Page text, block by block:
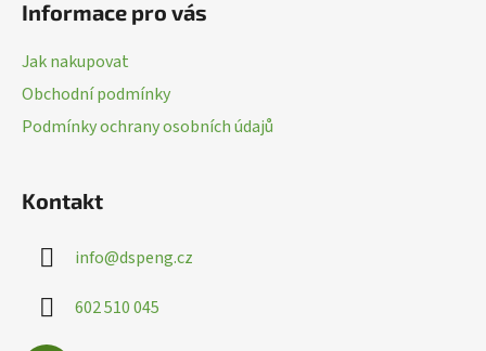
Informace pro vás
Jak nakupovat
Obchodní podmínky
Podmínky ochrany osobních údajů
Kontakt
info@dspeng.cz
602 510 045